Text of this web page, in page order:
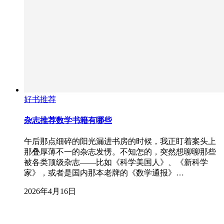
好书推荐
杂志推荐数学书籍有哪些
午后那点细碎的阳光漏进书房的时候，我正盯着案头上
那叠厚薄不一的杂志发愣。不知怎的，突然想聊聊那些
被各类顶级杂志——比如《科学美国人》、《新科学
家》，或者是国内那本老牌的《数学通报》…
2026年4月16日